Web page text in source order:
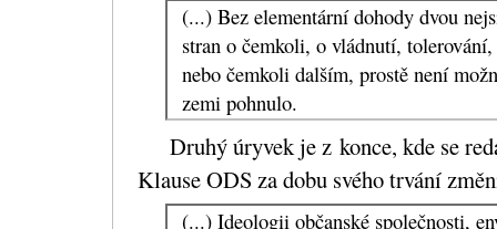
(...) Bez elementární dohody dvou
stran o čemkoli, o vládnutí, tolerování,
nebo čemkoli dalším, prostě není
zemi pohnulo.
Druhý úryvek je z konce, kde se
Klause ODS za dobu svého trvání
(...) Ideologii občanské společnosti,